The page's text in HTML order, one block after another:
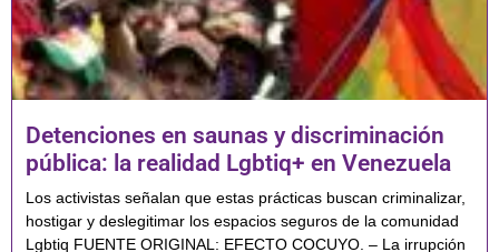
Detenciones en saunas y discriminación
pública: la realidad Lgbtiq+ en Venezuela
Los activistas señalan que estas prácticas buscan criminalizar,
hostigar y deslegitimar los espacios seguros de la comunidad
Lgbtiq FUENTE ORIGINAL: EFECTO COCUYO. – La irrupción